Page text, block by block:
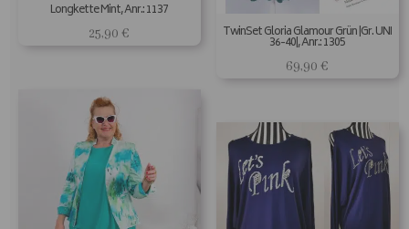
Longkette Mint, Anr.: 1137
25,90 € TwinSet Gloria Glamour Grün |Gr. UNI
36-40|, Anr.: 1305
69,90 €